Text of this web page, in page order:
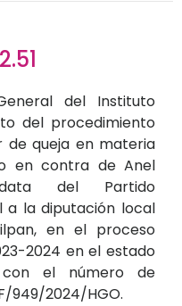
del Instituto
del procedimiento
de queja en materia
en contra de Anel
del Partido
a la diputación local
en el proceso
2024 en el estado
con el número de
949/2024/HGO.